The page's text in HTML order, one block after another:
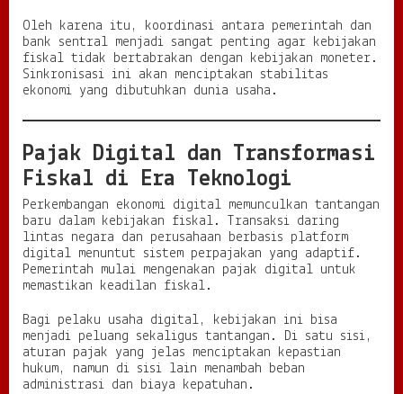
Oleh karena itu, koordinasi antara pemerintah dan
bank sentral menjadi sangat penting agar kebijakan
fiskal tidak bertabrakan dengan kebijakan moneter.
Sinkronisasi ini akan menciptakan stabilitas
ekonomi yang dibutuhkan dunia usaha.
Pajak Digital dan Transformasi
Fiskal di Era Teknologi
Perkembangan ekonomi digital memunculkan tantangan
baru dalam kebijakan fiskal. Transaksi daring
lintas negara dan perusahaan berbasis platform
digital menuntut sistem perpajakan yang adaptif.
Pemerintah mulai mengenakan pajak digital untuk
memastikan keadilan fiskal.
Bagi pelaku usaha digital, kebijakan ini bisa
menjadi peluang sekaligus tantangan. Di satu sisi,
aturan pajak yang jelas menciptakan kepastian
hukum, namun di sisi lain menambah beban
administrasi dan biaya kepatuhan.